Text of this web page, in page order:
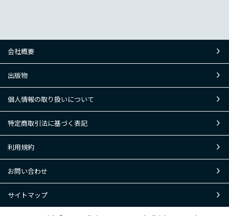
会社概要
出版物
個人情報の取り扱いについて
特定商取引法に基づく表記
利用規約
お問い合わせ
サイトマップ